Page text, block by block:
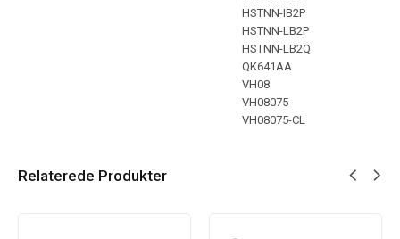
HSTNN-IB2P
HSTNN-LB2P
HSTNN-LB2Q
QK641AA
VH08
VH08075
VH08075-CL
Relaterede Produkter